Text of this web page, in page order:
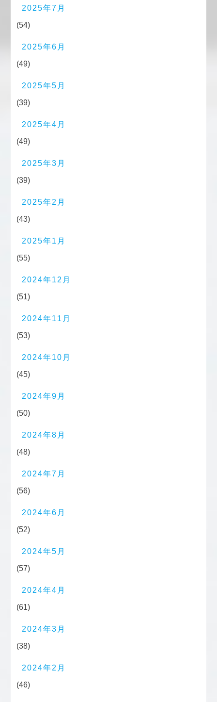
2025年7月
(54)
2025年6月
(49)
2025年5月
(39)
2025年4月
(49)
2025年3月
(39)
2025年2月
(43)
2025年1月
(55)
2024年12月
(51)
2024年11月
(53)
2024年10月
(45)
2024年9月
(50)
2024年8月
(48)
2024年7月
(56)
2024年6月
(52)
2024年5月
(57)
2024年4月
(61)
2024年3月
(38)
2024年2月
(46)